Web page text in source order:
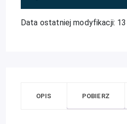
Data ostatniej modyfikacji:
OPIS POBIERZ